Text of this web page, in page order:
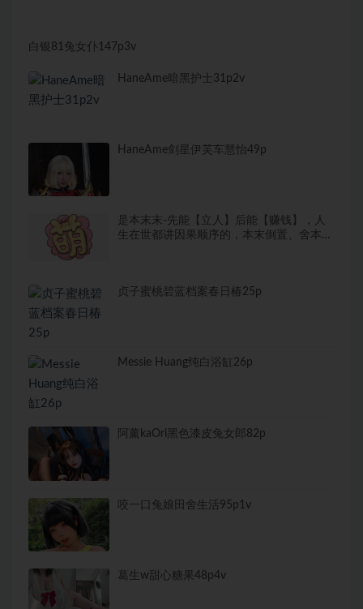
白银81兔女仆147p3v
HaneAme暗黑护士31p2v
HaneAme剑星伊芙车慧怡49p
是本末末-先能【立人】后能【赚钱】，人
生在世都讲因果顺序的，本末倒置、舍本逐
贞子蜜桃碧蓝档案春日椿25p
Messie Huang纯白浴缸26p
阿薰kaOri黑色漆皮兔女郎82p
咬一口兔娘田舍生活95p1v
葛生w甜心糖果48p4v